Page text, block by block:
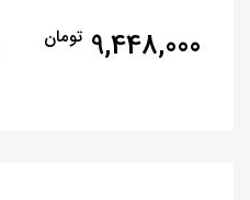
9,448,000 تومان